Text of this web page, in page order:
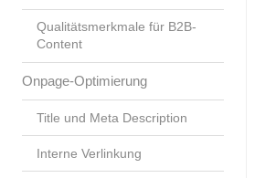
Qualitätsmerkmale für B2B-
Content
Onpage-Optimierung
Title und Meta Description
Interne Verlinkung